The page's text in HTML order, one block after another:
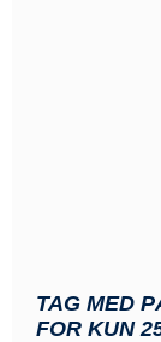
TAG MED
FOR KUN